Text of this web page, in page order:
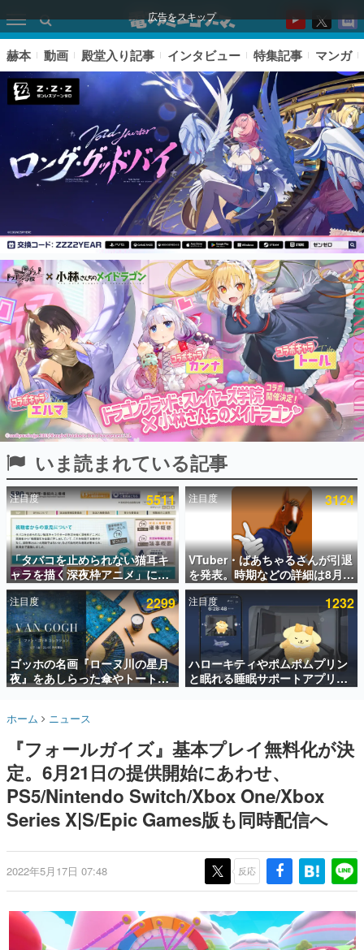
広告をスキップ
ピックアップ
電ファミのいま読まれている記事ランキング
アプリセール情報
インタビュー
連載・特集一覧
殿堂入り記事
SNS拡散数が数千以上！ ページビュー数万以上！ などな
ど。多くの人々に読まれた、電ファミ渾身の“殿堂入り”記
事をまとめました。
ゲームの企画書
名作ゲームクリエイターの方々に製作時のエピソードをお
聞きし、ヒットする企画（ゲーム）とは何か？を探ってい
きます。
赫本
この物語を解いてはいけない。『赫本』は、〈試験問題〉
の形をした短編ホラー小説集です。
新世代に訊く
これからのデジタルゲーム市場を担う若きクリエイター達
の姿を追い、彼らのルーツと情熱を探っていきます。
ゲームに多大な影響を受けた作家さんに取材し、ゲームが
日本のコンテンツ産業やカルチャーに与えた影響を探る企
画です。
日本モバイルゲーム産業史
日本のモバイルゲーム史における主要なトピック・タイト
ルを網羅するほか、開発者へのインタビューや識者による
解説を掲載。約20年の歴史が一望できる決定版！
『うつヌケ』『ペンと箸』等で知られるマンガ家・田中圭
一先生によるゲーム業界レポートマンガです。
なんでゲームは面白い？
ゲーム開発者・hamatsu氏がゲームの魅力を画面や操作の
具体的な形から解き明かしていく、硬派で骨太な評論連載
赫本 動画 殿堂入り記事 インタビュー 特集記事 マンガ
いま読まれている記事
注目度 5511
「タバコを止められない猫耳キ
ャラを描く深夜枠アニメ」に視
聴者の一部から批判意見。違法
薬物の使用と思しき描写も含め
て、BPOが議論を交わす
注目度 3124
VTuber・ばあちゃるさんが引退
を発表。時期などの詳細は8月9
日15時からの配信で説明
注目度 2299
ゴッホの名画『ローヌ川の星月
夜』をあしらった傘やトートバ
ッグなどが登場。8月7日21時よ
注目度 1232
ハローキティやポムポムプリン
と眠れる睡眠サポートアプリ
『ゆめたび』が配信中。キャラ
ホーム ニュース
『フォールガイズ』基本プレイ無料化が決
定。6月21日の提供開始にあわせ、
PS5/Nintendo Switch/Xbox One/Xbox
Series X|S/Epic Games版も同時配信へ
2022年5月17日 07:48 反応